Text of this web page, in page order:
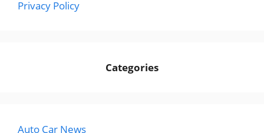
Privacy Policy
Categories
Auto Car News